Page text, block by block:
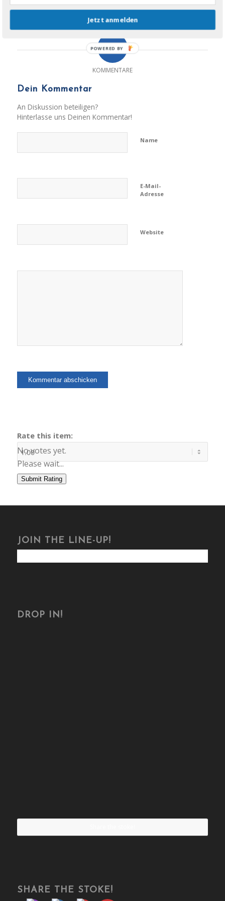
www.pangea- festival.de
0
KOMMENTARE
Dein Kommentar
An Diskussion beteiligen?
Hinterlasse uns Deinen Kommentar!
Name
E-Mail-
Adresse
Website
Rate this item:
Submit Rating
No votes yet.
Please wait...
JOIN THE LINE-UP!
DROP IN!
SHARE THE STOKE!
Jetzt anmelden
POWERED BY